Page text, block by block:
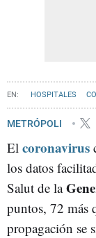
HOSPITALES
METRÓPOLI
El coronavirus
los datos
Salut de la
puntos, 72 más
propagación se